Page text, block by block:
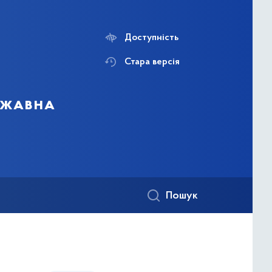
Доступність
Стара версія
Пошук